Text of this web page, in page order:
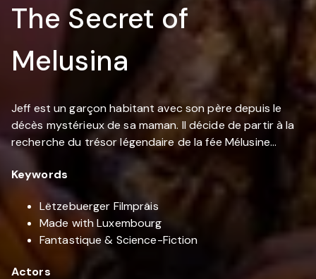
The Secret of
Melusina
Jeff est un garçon habitant avec son père depuis le
décès mystérieux de sa maman. Il décide de partir à la
recherche du trésor légendaire de la fée Mélusine…
Keywords
Lëtzebuerger Filmpräis
Made with Luxembourg
Fantastique & Science-Fiction
Actors